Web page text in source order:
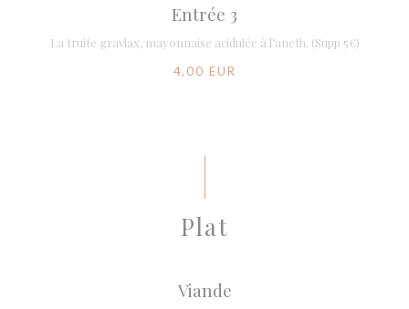
Entrée 3
La truite gravlax, mayonnaise acidulée à l’aneth. (Supp 5€)
4,00 EUR
Plat
Viande